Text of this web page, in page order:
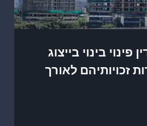
פינוי בינוי בייצוג
זכויותיהם לאורך